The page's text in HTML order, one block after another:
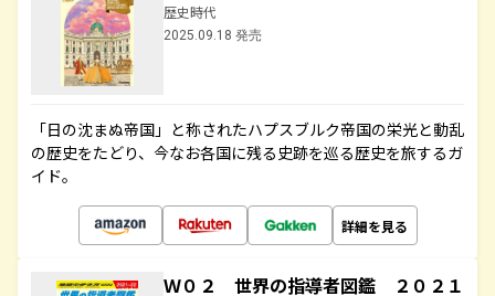
歴史時代
2025.09.18 発売
「日の沈まぬ帝国」と称されたハプスブルク帝国の栄光と動乱
の歴史をたどり、今なお各国に残る史跡を巡る歴史を旅するガ
イド。
詳細を見る
Ｗ０２ 世界の指導者図鑑 ２０２１